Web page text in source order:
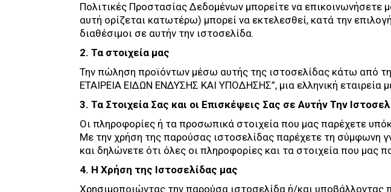
Πολιτικές Προστασίας Δεδομένων μπορείτε να
αυτή ορίζεται κατωτέρω) μπορεί να εκτελεσθεί, κατά την
διαθέσιμοι σε αυτήν την ιστοσελίδα.
2. Τα στοιχεία μας
Την πώληση προϊόντων μέσω αυτής της ιστοσελίδας κάτω από
ΕΤΑΙΡΕΙΑ ΕΙΔΩΝ ΕΝΔΥΣΗΣ ΚΑΙ ΥΠΟΔΗΣΗΣ”, μια ελληνική
3. Τα Στοιχεία Σας και οι Επισκέψεις Σας σε Αυτήν Την
Οι πληροφορίες ή τα προσωπικά στοιχεία που μας παρέχετε
Με την χρήση της παρούσας ιστοσελίδας παρέχετε τη σύμφωνη
και δηλώνετε ότι όλες οι πληροφορίες και τα στοιχεία που μας
4. Η Χρήση της Ιστοσελίδας μας
Χρησιμοποιώντας την παρούσα ιστοσελίδα ή/και υποβάλλοντας